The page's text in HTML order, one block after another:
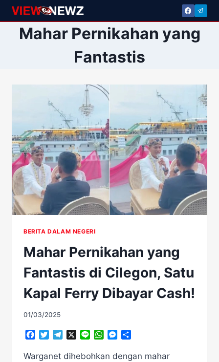
Skip
to
contentMahar Pernikahan yang
Fantastis
BERITA DALAM NEGERI
Mahar Pernikahan yang
Fantastis di Cilegon, Satu
Kapal Ferry Dibayar Cash!
01/03/2025
Facebook
TwitterTelegramLine WhatsAppMessenger
Warganet dihebohkan dengan mahar